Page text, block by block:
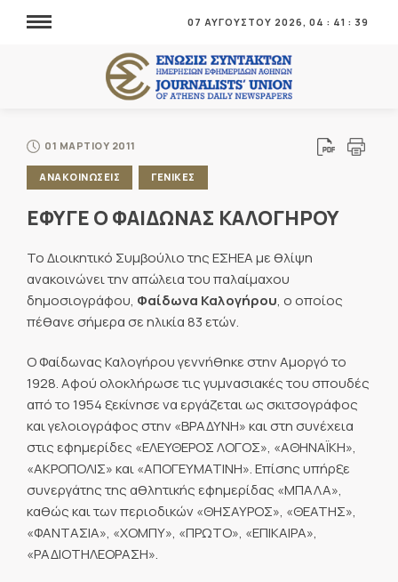
07 ΑΥΓΟΥΣΤΟΥ 2026, 04 : 41 : 40
01 ΜΑΡΤΙΟΥ 2011
ΑΝΑΚΟΙΝΩΣΕΙΣ ΓΕΝΙΚΕΣ
ΕΦΥΓΕ Ο ΦΑΙΔΩΝΑΣ ΚΑΛΟΓΗΡΟΥ
Το Διοικητικό Συμβούλιο της ΕΣΗΕΑ με θλίψη
ανακοινώνει την απώλεια του παλαίμαχου
δημοσιογράφου, Φαίδωνα Καλογήρου, ο οποίος
πέθανε σήμερα σε ηλικία 83 ετών.
Ο Φαίδωνας Καλογήρου γεννήθηκε στην Αμοργό το
1928. Αφού ολοκλήρωσε τις γυμνασιακές του σπουδές
από το 1954 ξεκίνησε να εργάζεται ως σκιτσογράφος
και γελοιογράφος στην «ΒΡΑΔΥΝΗ» και στη συνέχεια
στις εφημερίδες «ΕΛΕΥΘΕΡΟΣ ΛΟΓΟΣ», «ΑΘΗΝΑΪΚΗ»,
«ΑΚΡΟΠΟΛΙΣ» και «ΑΠΟΓΕΥΜΑΤΙΝΗ». Επίσης υπήρξε
συνεργάτης της αθλητικής εφημερίδας «ΜΠΑΛΑ»,
καθώς και των περιοδικών «ΘΗΣΑΥΡΟΣ», «ΘΕΑΤΗΣ»,
«ΦΑΝΤΑΣΙΑ», «ΧΟΜΠΥ», «ΠΡΩΤΟ», «ΕΠΙΚΑΙΡΑ»,
«ΡΑΔΙΟΤΗΛΕΟΡΑΣΗ».